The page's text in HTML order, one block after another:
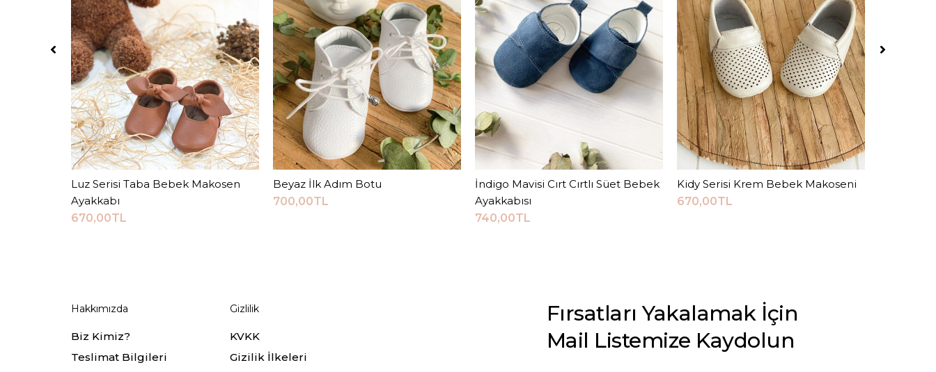
Sepete Ekle
Luz Serisi Taba Bebek Makosen
Ayakkabı
670,00TL
Sepete Ekle
Beyaz İlk Adım Botu
700,00TL
Sepete Ekle
İndigo Mavisi Cırt Cırtlı Süet Bebek
Ayakkabısı
740,00TL
Sepete Ekle
Kidy Serisi Krem Bebek Makoseni
670,00TL
Hakkımızda
Biz Kimiz?
Teslimat Bilgileri
Gizlilik
KVKK
Gizilik İlkeleri
Fırsatları Yakalamak İçin
Mail Listemize Kaydolun